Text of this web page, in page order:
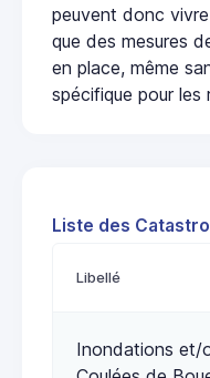
peuvent donc
que des mesures
en place, même
spécifique pour les
Liste des
Libellé
Inondations et/